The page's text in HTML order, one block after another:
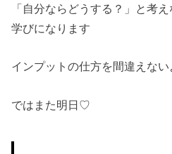
「自分ならどうする？」と考
学びになります
インプットの仕方を間違えない
ではまた明日♡